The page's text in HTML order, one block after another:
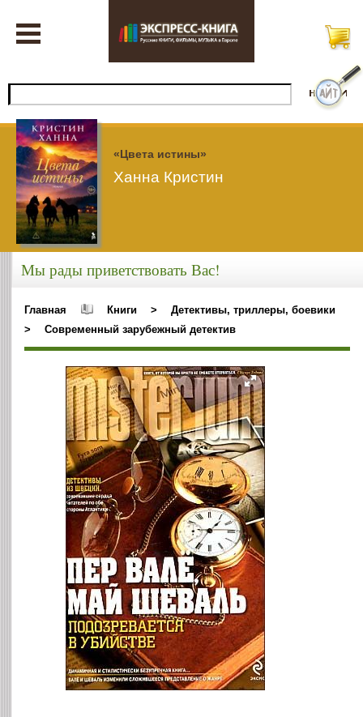
«Цвета истины»
Ханна Кристин
Мы рады приветствовать Вас!
Главная Книги >
Детективы, триллеры, боевики
>
Современный зарубежный детектив